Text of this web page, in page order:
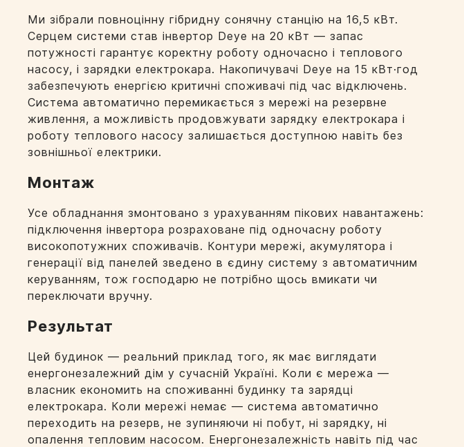
Ми зібрали повноцінну гібридну сонячну станцію на 16,5 кВт.
Серцем системи став інвертор Deye на 20 кВт — запас
потужності гарантує коректну роботу одночасно і теплового
насосу, і зарядки електрокара. Накопичувачі Deye на 15 кВт·год
забезпечують енергією критичні споживачі під час відключень.
Система автоматично перемикається з мережі на резервне
живлення, а можливість продовжувати зарядку електрокара і
роботу теплового насосу залишається доступною навіть без
зовнішньої електрики.
Монтаж
Усе обладнання змонтовано з урахуванням пікових навантажень:
підключення інвертора розраховане під одночасну роботу
високопотужних споживачів. Контури мережі, акумулятора і
генерації від панелей зведено в єдину систему з автоматичним
керуванням, тож господарю не потрібно щось вмикати чи
переключати вручну.
Результат
Цей будинок — реальний приклад того, як має виглядати
енергонезалежний дім у сучасній Україні. Коли є мережа —
власник економить на споживанні будинку та зарядці
електрокара. Коли мережі немає — система автоматично
переходить на резерв, не зупиняючи ні побут, ні зарядку, ні
опалення тепловим насосом. Енергонезалежність навіть під час